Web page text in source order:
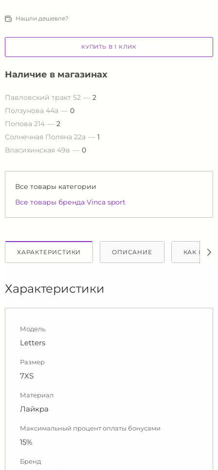
Нашли дешевле?
КУПИТЬ В 1 КЛИК
Наличие в магазинах
Павловский тракт 52
2
Ползунова 44а
0
Попова 214
2
Солнечная Поляна 22а
1
Власихинская 49в
0
Все товары категории
Все товары бренда Vinca sport
ХАРАКТЕРИСТИКИ ОПИСАНИЕ КАК
Характеристики
Модель
Letters
Размер
7XS
Материал
Лайкра
Максимальный процент оплаты бонусами
15%
Бренд